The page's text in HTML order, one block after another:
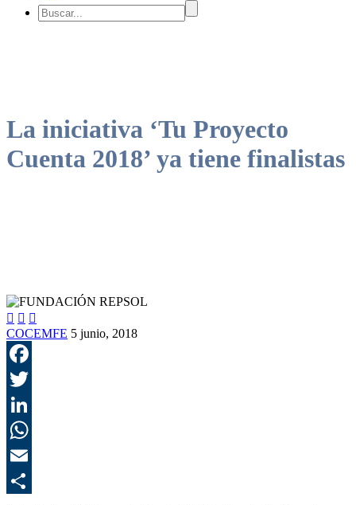
La iniciativa ‘Tu Proyecto
Cuenta 2018’ ya tiene finalistas
  
COCEMFE 5 junio, 2018